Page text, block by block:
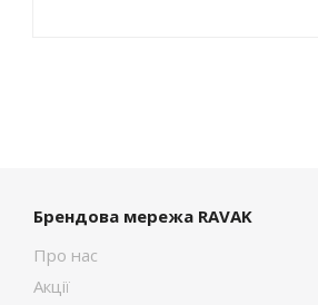
Брендова мережа RAVAK
Про нас
Акції